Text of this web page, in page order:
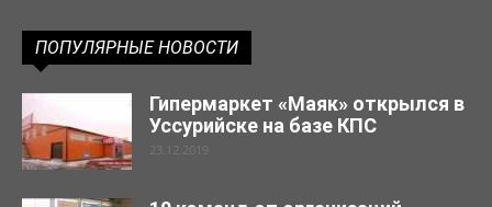
ПОПУЛЯРНЫЕ НОВОСТИ
Гипермаркет «Маяк» открылся в
Уссурийске на базе КПС
23.12.2019